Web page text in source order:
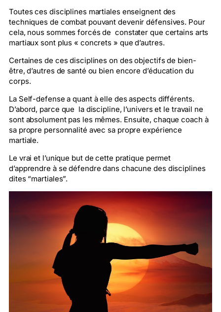
Toutes ces disciplines martiales enseignent des
techniques de combat pouvant devenir défensives. Pour
cela, nous sommes forcés de constater que certains arts
martiaux sont plus « concrets » que d’autres.
Certaines de ces disciplines on des objectifs de bien-
être, d’autres de santé ou bien encore d’éducation du
corps.
La Self-defense a quant à elle des aspects différents.
D’abord, parce que la discipline, l’univers et le travail ne
sont absolument pas les mêmes. Ensuite, chaque coach à
sa propre personnalité avec sa propre expérience
martiale.
Le vrai et l’unique but de cette pratique permet
d’apprendre à se défendre dans chacune des disciplines
dites “martiales”.